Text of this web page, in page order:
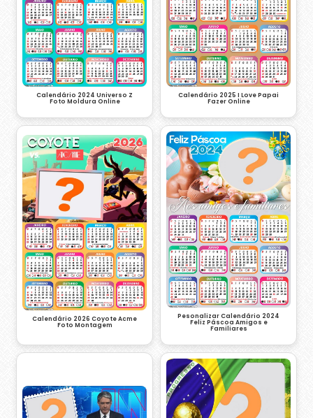
Calendário 2024 Universo Z
Foto Moldura Online
Calendário 2025 I Love Papai
Fazer Online
Calendário 2026 Coyote Acme
Foto Montagem
Pesonalizar Calendário 2024
Feliz Páscoa Amigos e
Familiares